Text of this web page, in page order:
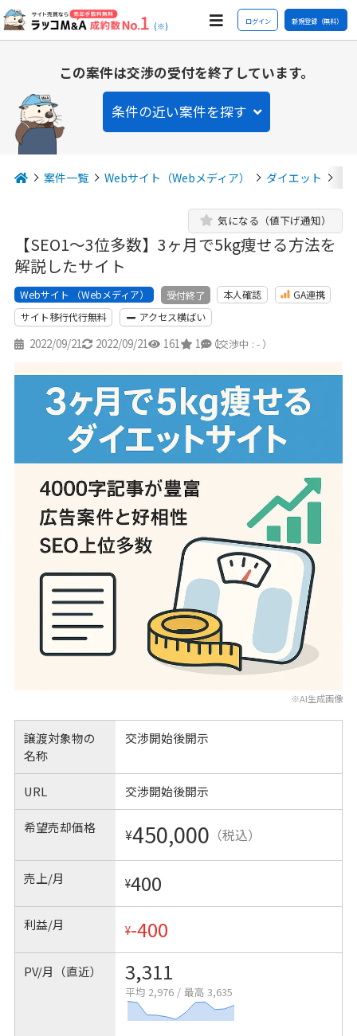
(※) ログイン 新規登録（無料）
この案件は交渉の受付を終了しています。
条件の近い案件を探す
案件一覧 Webサイト（Webメディア） ダイエット
【SEO1〜3位多数】3ヶ月で5kg痩せる方法を
解説したサイト
気になる（値下げ通知）
Webサイト （Webメディア） 受付終了 本人確認
GA連携
サイト移行代行無料
アクセス横ばい
2022/09/21 2022/09/21 161 1 1
（交渉中 : - ）
※AI生成画像
譲渡対象物の
名称
交渉開始後開示
URL 交渉開始後開示
希望売却価格 ¥450,000 （税込）
売上/月 ¥400
利益/月 ¥-400
PV/月（直近） 3,311
平均 2,976 / 最高 3,635